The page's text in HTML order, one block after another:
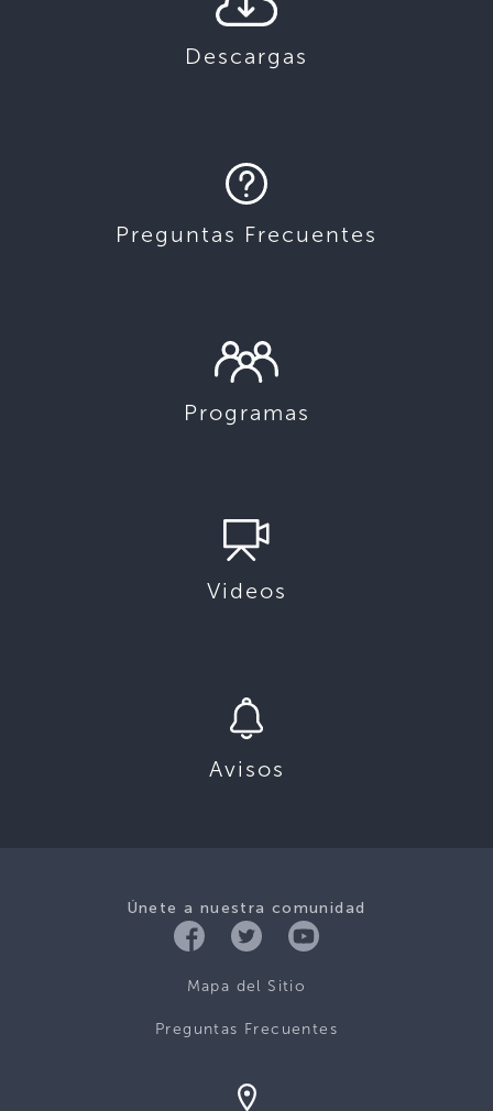
Descargas
Preguntas Frecuentes
Programas
Videos
Avisos
Únete a nuestra comunidad
Mapa del Sitio
Preguntas Frecuentes